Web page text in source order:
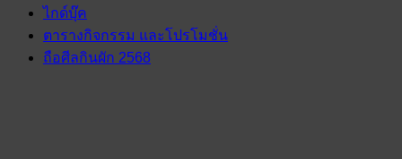
ไกด์บุ๊ค
ตารางกิจกรรม และโปรโมชั่น
ถือศีลกินผัก 2568